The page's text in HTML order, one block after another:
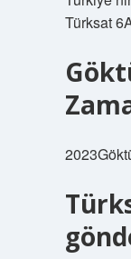
Türksat